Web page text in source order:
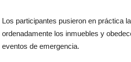
Los participantes pusieron en práctica
ordenadamente los inmuebles y
eventos de emergencia.